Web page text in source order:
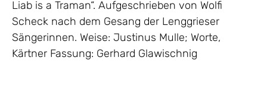
Liab is a Traman“. Aufgeschrieben von Wolfi
Scheck nach dem Gesang der Lenggrieser
Sängerinnen. Weise: Justinus Mulle; Worte,
Kärtner Fassung: Gerhard Glawischnig